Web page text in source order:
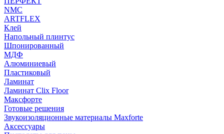
NMC
ARTFLEX
Клей
Напольный плинтус
Шпонированный
МДФ
Алюминиевый
Пластиковый
Ламинат
Ламинат Clix Floor
Максфорте
Готовые решения
Звукоизоляционные материалы Maxforte
Аксессуары